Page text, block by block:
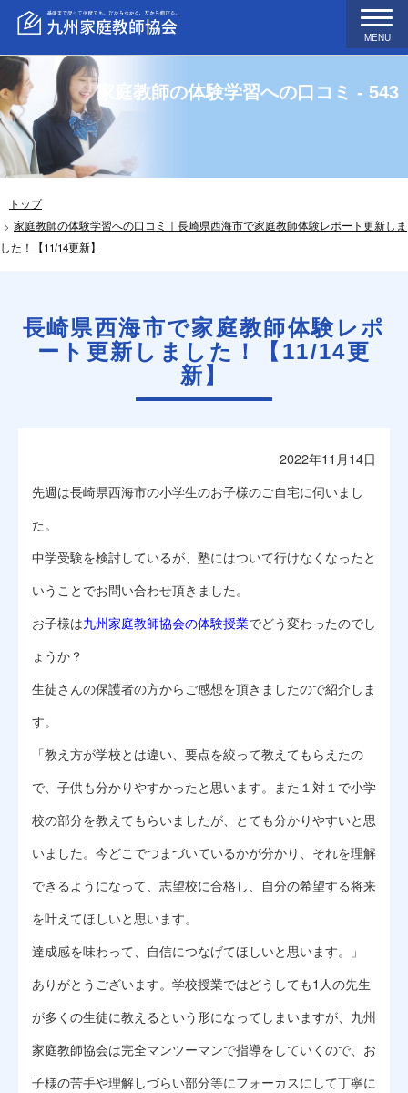
MENU
家庭教師の体験学習への口コミ - 543
トップ
家庭教師の体験学習への口コミ｜長崎県西海市で家庭教師体験レポート更新しま
した！【11/14更新】
長崎県西海市で家庭教師体験レポ
ート更新しました！【11/14更
新】
2022年11月14日
先週は長崎県西海市の小学生のお子様のご自宅に伺いまし
た。
中学受験を検討しているが、塾にはついて行けなくなったと
いうことでお問い合わせ頂きました。
お子様は九州家庭教師協会の体験授業でどう変わったのでし
ょうか？
生徒さんの保護者の方からご感想を頂きましたので紹介しま
す。
「教え方が学校とは違い、要点を絞って教えてもらえたの
で、子供も分かりやすかったと思います。また１対１で小学
校の部分を教えてもらいましたが、とても分かりやすいと思
いました。今どこでつまづいているかが分かり、それを理解
できるようになって、志望校に合格し、自分の希望する将来
を叶えてほしいと思います。
達成感を味わって、自信につなげてほしいと思います。」
ありがとうございます。学校授業ではどうしても1人の先生
が多くの生徒に教えるという形になってしまいますが、九州
家庭教師協会は完全マンツーマンで指導をしていくので、お
子様の苦手や理解しづらい部分等にフォーカスにして丁寧に